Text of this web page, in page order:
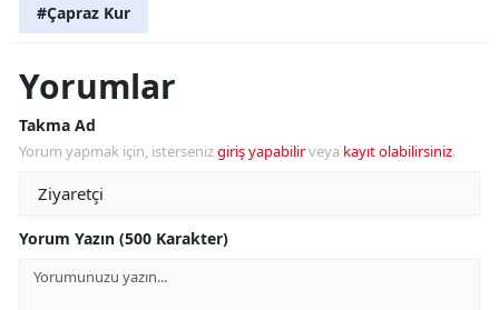
#Çapraz Kur
Yorumlar
Takma Ad
Yorum yapmak için, istersenizgiriş yapabilirveya kayıt olabilirsiniz.
Yorum Yazın (500 Karakter)